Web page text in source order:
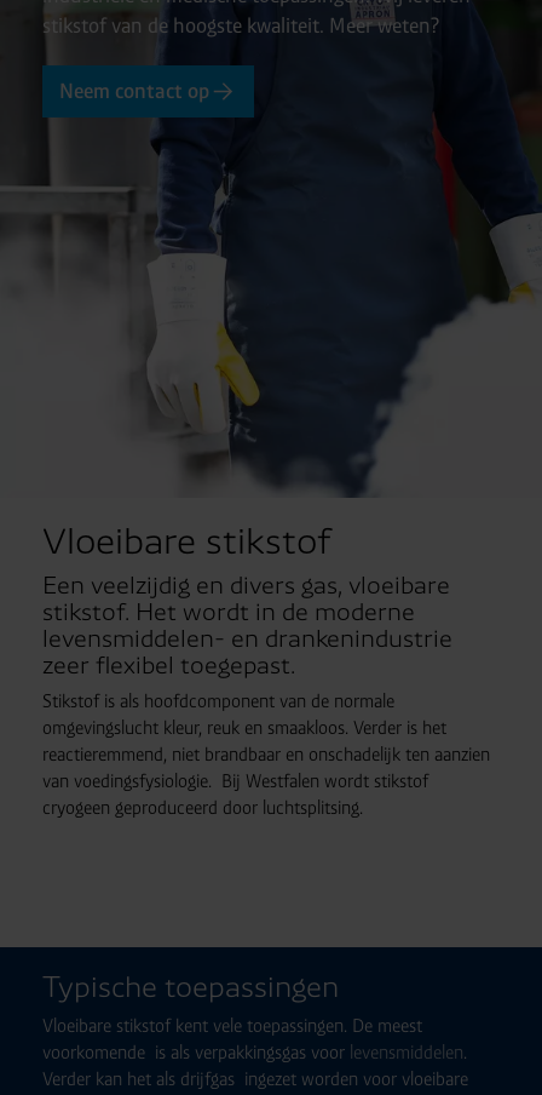
stikstof van de hoogste kwaliteit. Meer weten?
Neem contact op
Vloeibare stikstof
Een veelzijdig en divers gas, vloeibare
stikstof. Het wordt in de moderne
levensmiddelen- en drankenindustrie
zeer flexibel toegepast.
Stikstof is als hoofdcomponent van de normale
omgevingslucht kleur, reuk en smaakloos. Verder is het
reactieremmend, niet brandbaar en onschadelijk ten aanzien
van voedingsfysiologie. Bij Westfalen wordt stikstof
cryogeen geproduceerd door luchtsplitsing.
Typische toepassingen
Vloeibare stikstof kent vele toepassingen. De meest
voorkomende is als verpakkingsgas voor levensmiddelen.
Verder kan het als drijfgas ingezet worden voor vloeibare